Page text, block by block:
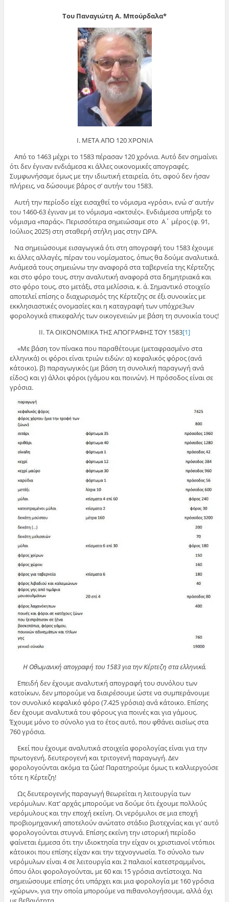
Του Παναγιώτη Α. Μπούρδαλα*
Ι. ΜΕΤΑ ΑΠΟ 120 ΧΡΟΝΙΑ
Από το 1463 μέχρι το 1583 πέρασαν 120 χρόνια. Αυτό δεν σημαίνει
ότι δεν έγιναν ενδιάμεσα κι άλλες οικονομικές απογραφές.
Συμφωνήσαμε όμως με την ιδιωτική εταιρεία, ότι, αφού δεν ήσαν
πλήρεις, να δώσουμε βάρος σ’ αυτήν του 1583.
Αυτή την περίοδο είχε εισαχθεί το νόμισμα «γρόσι», ενώ σ’ αυτήν
του 1460-63 έγιναν με το νόμισμα «ακτσιές». Ενδιάμεσα υπήρξε το
νόμισμα «παράς». Περισσότερα σημειώσαμε στο Α΄ μέρος (φ. 91,
Ιούλιος 2025) στη σταθερή στήλη μας στην ΩΡΑ.
Να σημειώσουμε εισαγωγικά ότι στη απογραφή του 1583 έχουμε
κι άλλες αλλαγές, πέραν του νομίσματος, όπως θα δούμε αναλυτικά.
Ανάμεσά τους σημειώνω την αναφορά στα ταβερνεία της Κέρτεζης
και στο φόρο τους, στην αναλυτική αναφορά στα δημητριακά και
στο φόρο τους, στο μετάξι, στα μελίσσια, κ. ά. Σημαντικό στοιχείο
αποτελεί επίσης ο διαχωρισμός της Κέρτεζης σε έξι συνοικίες με
εκκλησιαστικές ονομασίες και η καταγραφή των υπόχρε3ων
φορολογικά επικεφαλής των οικογενειών με βάση τη συνοικία τους!
ΙΙ. ΤΑ ΟΙΚΟΝΟΜΙΚΑ ΤΗΣ ΑΠΟΓΡΑΦΗΣ ΤΟΥ 1583[1]
«Με βάση τον πίνακα που παραθέτουμε (μεταφρασμένο στα
ελληνικά) οι φόροι είναι τριών ειδών: α) κεφαλικός φόρος (ανά
κάτοικο), β) παραγωγικός (με βάση τη συνολική παραγωγή ανά
είδος) και γ) άλλοι φόροι (γάμου και ποινών). Η πρόσοδος είναι σε
γρόσια.
Η Οθωμανική απογραφή του 1583 για την Κέρτεζη στα ελληνικά.
Επειδή δεν έχουμε αναλυτική απογραφή του συνόλου των
κατοίκων, δεν μπορούμε να διαιρέσουμε ώστε να συμπεράνουμε
τον συνολικό κεφαλικό φόρο (7.425 γρόσια) ανά κάτοικο. Επίσης
δεν έχουμε αναλυτικά του φόρους για ποινές και για γάμους.
Έχουμε μόνο το σύνολο για το έτος αυτό, που φθάνει αισίως στα
760 γρόσια.
Εκεί που έχουμε αναλυτικά στοιχεία φορολογίας είναι για την
πρωτογενή, δευτερογενή και τριτογενή παραγωγή. Δεν
φορολογούνται ακόμα τα ζώα! Παρατηρούμε όμως τι καλλιεργούσε
τότε η Κέρτεζη!
Ως δευτερογενής παραγωγή θεωρείται η λειτουργία των
νερόμυλων. Κατ’ αρχάς μπορούμε να δούμε ότι έχουμε πολλούς
νερόμυλους και την εποχή εκείνη. Οι νερόμυλοι σε μια εποχή
προβιομηχανική αποτελούν ανώτατο στάδιο βιοτεχνίας και γι’ αυτό
φορολογούνται στυγνά. Επίσης εκείνη την ιστορική περίοδο
φαίνεται έμμεσα ότι την ιδιοκτησία την είχαν οι χριστιανοί ντόπιοι
κάτοικοι που επίσης είχαν και την τεχνογνωσία. Το σύνολο των
νερόμυλων είναι 4 σε λειτουργία και 2 παλαιοί κατεστραμμένοι,
όπου όλοι φορολογούνται, με 60 και 15 γρόσια αντίστοιχα. Να
σημειώσουμε επίσης ότι υπάρχει και μια φορολογία με 160 γρόσια
«χώρων», για την οποία μπορούμε να πιθανολογήσουμε, αλλά όχι